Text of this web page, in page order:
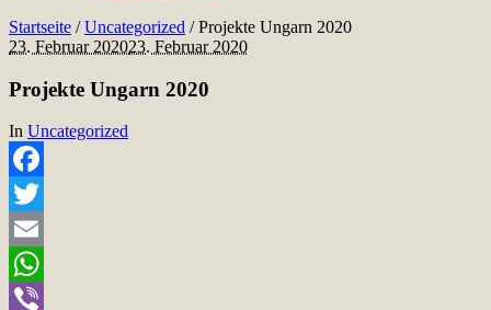
Startseite /Uncategorized /Projekte Ungarn 2020
23. Februar 202023. Februar 2020
Projekte Ungarn 2020
In Uncategorized
Facebook
Twitter
Email
WhatsApp